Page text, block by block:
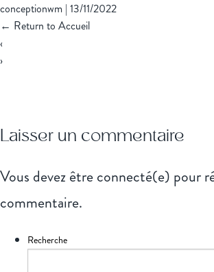
conceptionwm | 13/11/2022
← Return to Accueil
‹
›
Laisser un commentaire
Vous devezêtre connecté(e) pour
commentaire.
Recherche